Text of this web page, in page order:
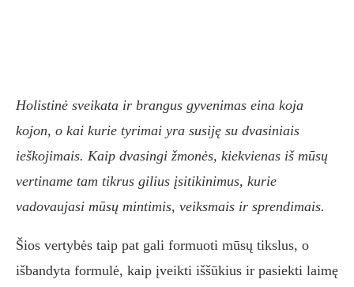
Holistinė sveikata ir brangus gyvenimas eina koja
kojon, o kai kurie tyrimai yra susiję su dvasiniais
ieškojimais. Kaip dvasingi žmonės, kiekvienas iš mūsų
vertiname tam tikrus gilius įsitikinimus, kurie
vadovaujasi mūsų mintimis, veiksmais ir sprendimais.
Šios vertybės taip pat gali formuoti mūsų tikslus, o
išbandyta formulė, kaip įveikti iššūkius ir pasiekti laimę